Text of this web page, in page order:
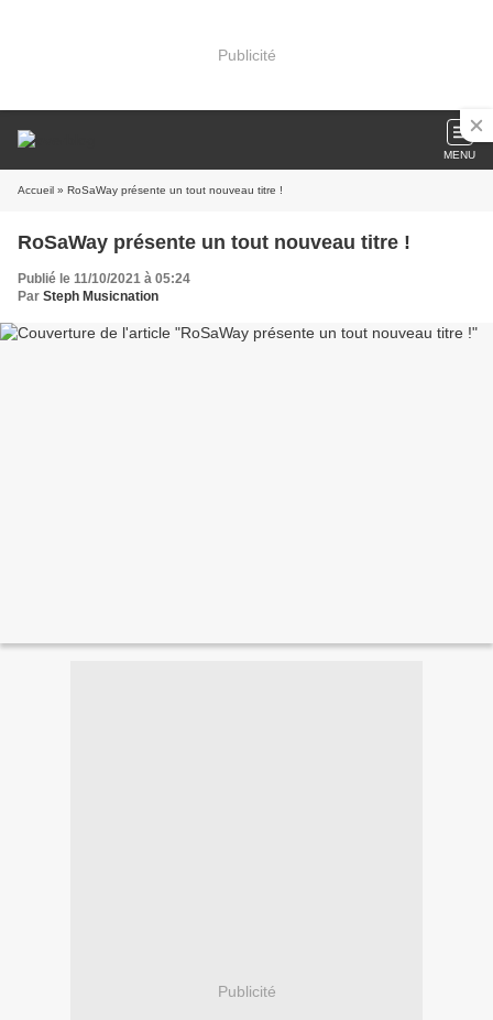
Publicité
MENU
Accueil » RoSaWay présente un tout nouveau titre !
RoSaWay présente un tout nouveau titre !
Publié le 11/10/2021 à 05:24
Par Steph Musicnation
Publicité